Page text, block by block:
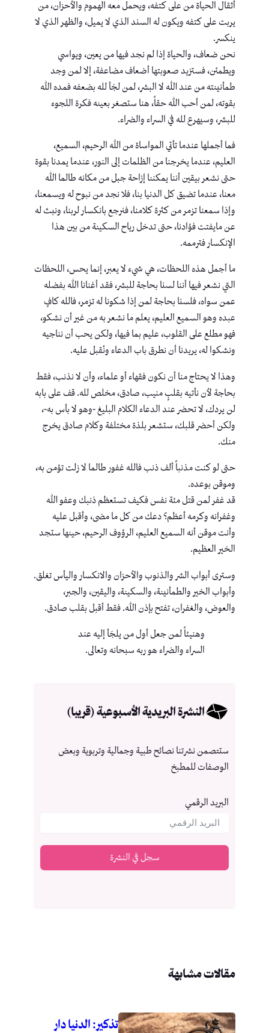
أثقال الحياة من على كتفه، ويحمل معه الهموم والأحزان، من
يربت على كتفه ويكون له السند الذي لا يميل، والظهر الذي لا
ينكسر.
نحن ضعاف، والحياة إذا لم نجد فيها من يعين، ويواسي
ويطمئن، فستزيد صعوبتها أضعاف مضاعفة، إلا لمن وجد
طمأنينته من عند الله لا البشر، لمن لجَأ لله بضعفه فمده الله
بقوته، لمن أحب الله حقاً، هنا ستصغر بعينه فكرة اللجوء
للبشر، وسيهرع لله في السراء والضراء.
فما أجملها عندما تأتي المواساة من الله الرحيم، السميع،
العليم، عندما يخرجنا من الظلمات إلى النور، عندما يمدنا بقوة
حتى نشعر بيقين أننا يمكننا إزاحة جبل من مكانه طالما الله
معنا، عندما تضيق كل الدنيا بنا، فلا نجد من نبوح له ويسمعنا،
وإذا سمعنا تزمر من كثرة كلامنا، فنرجع بانكسار لربنا، ونبث له
عن مايفتت فؤادنا، حتى تدخل رياح السكينة من بين هذا
الإنكسار فترممه.
ما أجمل هذه اللحظات، هي شيء لا يعبر، إنما يحس، اللحظات
التي نشعر فيها أننا لسنا بحاجة للبشر، فقد أغنانا الله بفضله
عمن سواه، فلسنا بحاجة لمن إذا شكونا له تزمر، فالله كافٍ
عبده وهو السميع العليم، يعلم ما نشعر به من غير أن نشكو،
فهو مطلع على القلوب، عليم بما فيها، ولكن يحب أن نناجيه
ونشكوا له، يريدنا أن نطرق باب الدعاء ونُقبل عليه.
وهذا لا يحتاج منا أن نكون فقهاء أو علماء، وأن لا نذنب، فقط
بحاجة لأن نأتيه بقلبٍ منيب، صادق، مخلص لله. قف على بابه
لن يردك، لا تحضر عند الدعاء الكلام البليغ -وهو لا بأس به-،
ولكن أحضر قلبك، ستشعر بلذة مختلفة وكلام صادق يخرج
منك.
حتى لو كنت مذنباً ألف ذنب فالله غفور طالما لا زلت تؤمن به،
وموقن بوعده.
قد غفر لمن قتل مئة نفس فكيف تستعظم ذنبك وعفو الله
وغفرانه وكرمه أعظم؟ دعك من كل ما مضى، وأقبل عليه
وأنت موقن أنه السميع العليم، الرؤوف الرحيم، حينها ستجد
الخير العظيم.
وسترى أبواب الشر والذنوب والأحزان والانكسار واليأس تغلق.
وأبواب الخير والطمأنينة، والسكينة، واليقين، والجبر،
والعوض، والغفران، تفتح بإذن الله. فقط أقبل بقلب صادق.
وهنيئاً لمن جعل أول من يلجَأ إليه عند
السراء والضراء هو ربه سبحانه وتعالى.
النشرة البريدية الأسبوعية (قريبا)
ستتصمن نشرتنا نصائح طبية وجمالية وتربوية وبعض
الوصفات للمطبخ
البريد الرقمي
سجل في النشرة
مقالات مشابهة
تذكير: الدنيا دار